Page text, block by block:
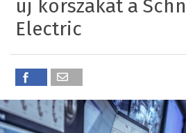
új korszakát a
Electric